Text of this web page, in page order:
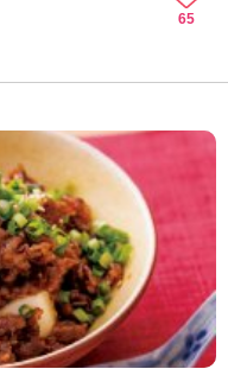
65